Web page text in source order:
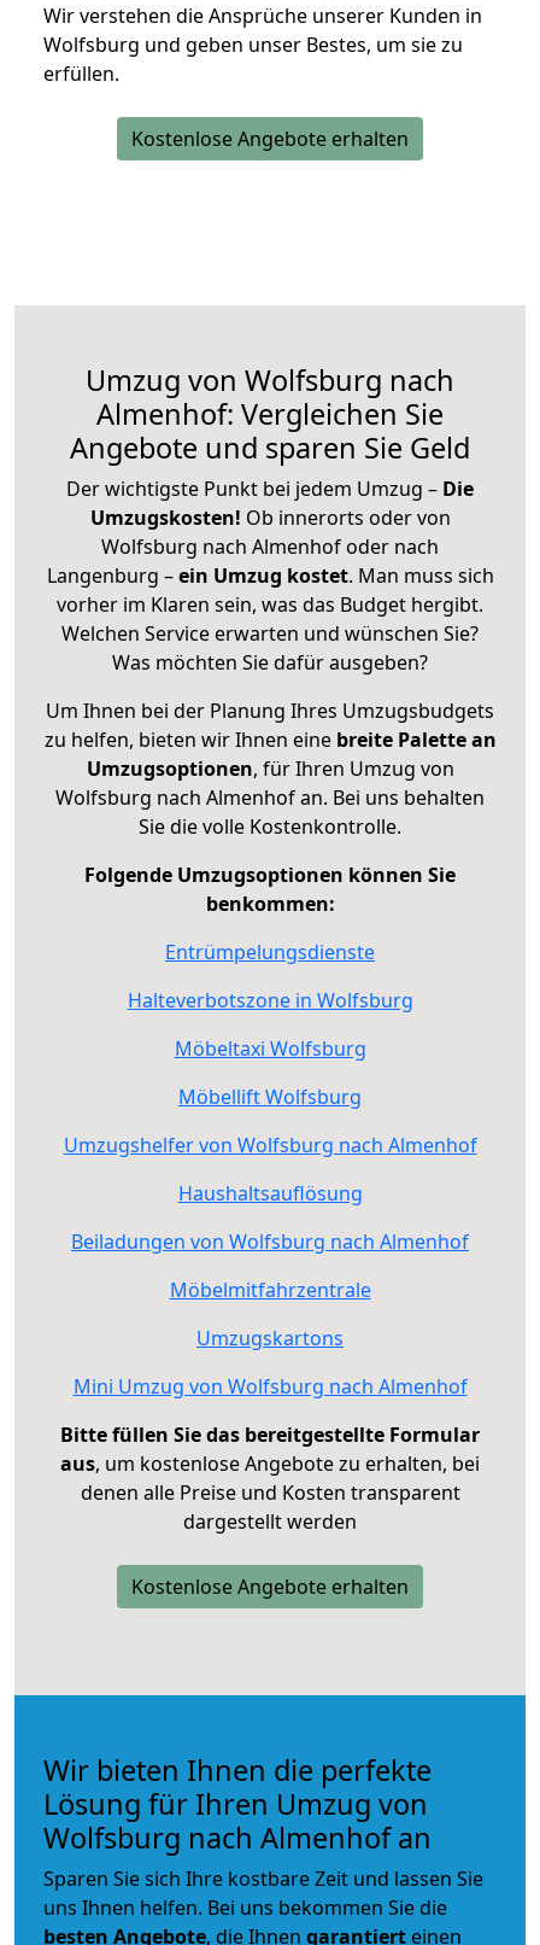
Wir verstehen die Ansprüche unserer Kunden in
Wolfsburg und geben unser Bestes, um sie zu
erfüllen.
Kostenlose Angebote erhalten
Umzug von Wolfsburg nach
Almenhof: Vergleichen Sie
Angebote und sparen Sie Geld
Der wichtigste Punkt bei jedem Umzug – Die
Umzugskosten! Ob innerorts oder von
Wolfsburg nach Almenhof oder nach
Langenburg –ein Umzug kostet. Man muss sich
vorher im Klaren sein, was das Budget hergibt.
Welchen Service erwarten und wünschen Sie?
Was möchten Sie dafür ausgeben?
Um Ihnen bei der Planung Ihres Umzugsbudgets
zu helfen, bieten wir Ihnen eine breite Palette an
Umzugsoptionen, für Ihren Umzug von
Wolfsburg nach Almenhof an. Bei uns behalten
Sie die volle Kostenkontrolle.
Folgende Umzugsoptionen können Sie
benkommen:
Entrümpelungsdienste
Halteverbotszone in Wolfsburg
Möbeltaxi Wolfsburg
Möbellift Wolfsburg
Umzugshelfer von Wolfsburg nach Almenhof
Haushaltsauflösung
Beiladungen von Wolfsburg nach Almenhof
Möbelmitfahrzentrale
Umzugskartons
Mini Umzug von Wolfsburg nach Almenhof
Bitte füllen Sie das bereitgestellte Formular
aus, um kostenlose Angebote zu erhalten, bei
denen alle Preise und Kosten transparent
dargestellt werden
Kostenlose Angebote erhalten
Wir bieten Ihnen die perfekte
Lösung für Ihren Umzug von
Wolfsburg nach Almenhof an
Sparen Sie sich Ihre kostbare Zeit und lassen Sie
uns Ihnen helfen. Bei uns bekommen Sie die
besten Angebote, die Ihnen garantiert einen